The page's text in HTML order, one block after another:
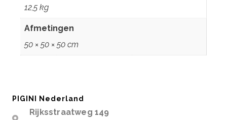
12,5 kg
Afmetingen
50 × 50 × 50 cm
PIGINI Nederland
Rijksstraatweg 149